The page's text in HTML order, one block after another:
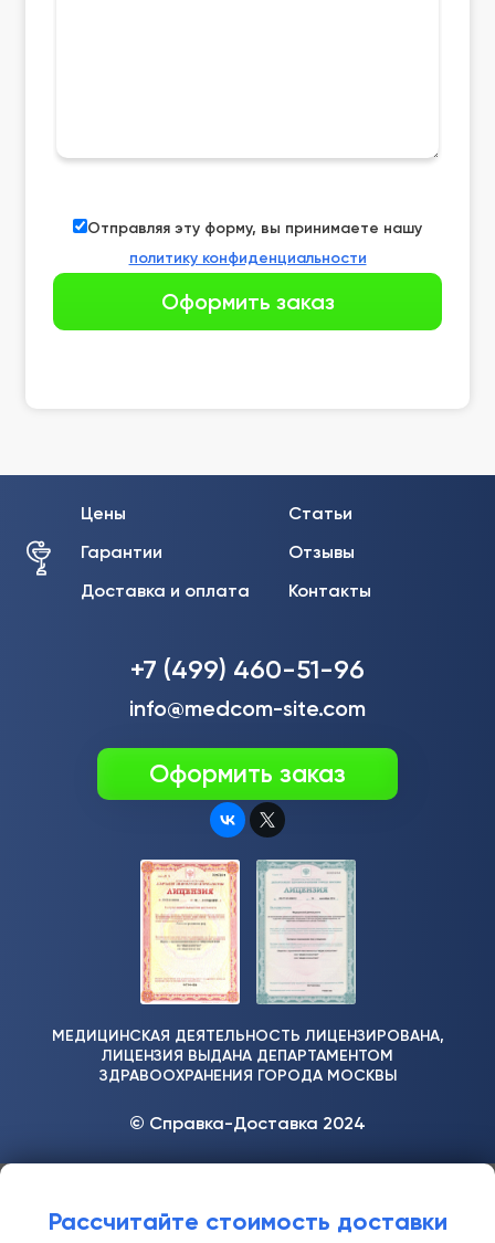
Отправляя эту форму, вы принимаете нашу
политику конфиденциальности
Цены
Гарантии
Доставка и оплата
Статьи
Отзывы
Контакты
МЕДИЦИНСКАЯ ДЕЯТЕЛЬНОСТЬ ЛИЦЕНЗИРОВАНА,
ЛИЦЕНЗИЯ ВЫДАНА ДЕПАРТАМЕНТОМ
ЗДРАВООХРАНЕНИЯ ГОРОДА МОСКВЫ
+7 (499) 460-51-96
info@medcom-site.com
Оформить заказ
© Справка-Доставка 2024
Рассчитайте стоимость доставки